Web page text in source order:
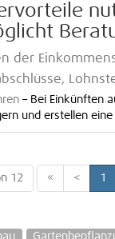
der
– Bei Einkünften
und erstellen
12 « < 1